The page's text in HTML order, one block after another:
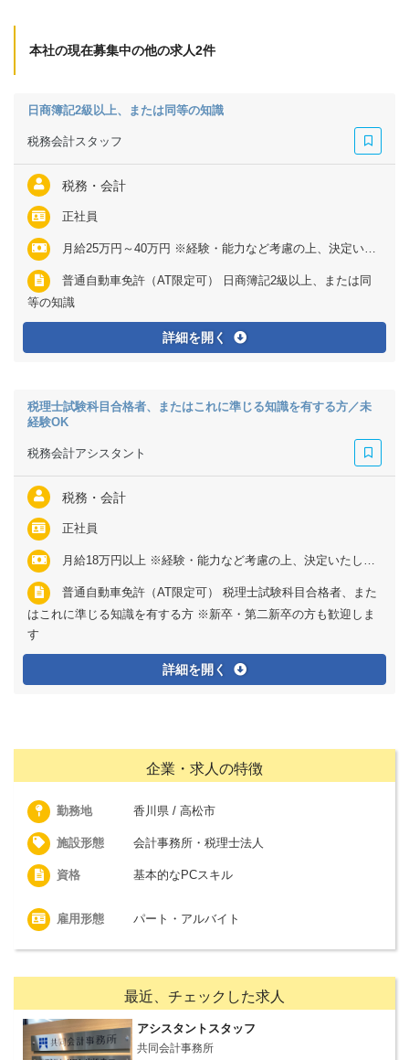
本社の現在募集中の他の求人2件
日商簿記2級以上、または同等の知識
税務会計スタッフ
税務・会計
正社員
月給25万円～40万円 ※経験・能力など考慮の上、決定いたします ※上記に固定残業代（月10～40時間分＝5万円～15万円）を含む ※超過分は別途全額支給
普通自動車免許（AT限定可） 日商簿記2級以上、または同
等の知識
詳細を開く
税理士試験科目合格者、またはこれに準じる知識を有する方／未
経験OK
税務会計アシスタント
税務・会計
正社員
月給18万円以上 ※経験・能力など考慮の上、決定いたします ※残業代は全額支給
普通自動車免許（AT限定可） 税理士試験科目合格者、また
はこれに準じる知識を有する方 ※新卒・第二新卒の方も歓迎しま
す
詳細を開く
企業・求人の特徴
勤務地 香川県 / 高松市
施設形態 会計事務所・税理士法人
資格 基本的なPCスキル
雇用形態 パート・アルバイト
最近、チェックした求人
アシスタントスタッフ
共同会計事務所